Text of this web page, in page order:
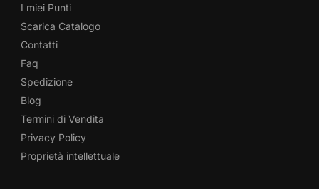
I miei Punti
Scarica Catalogo
Contatti
Faq
Spedizione
Blog
Termini di Vendita
Privacy Policy
Proprietà intellettuale